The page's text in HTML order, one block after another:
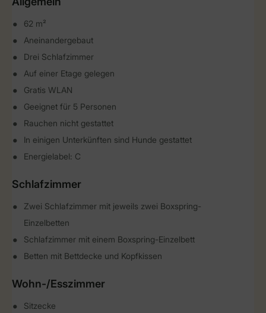
62 m²
Aneinandergebaut
Drei Schlafzimmer
Auf einer Etage gelegen
Gratis WLAN
Geeignet für 5 Personen
Rauchen nicht gestattet
In einigen Unterkünften sind Hunde gestattet
Energielabel: C
Schlafzimmer
Zwei Schlafzimmer mit jeweils zwei Boxspring-
Einzelbetten
Schlafzimmer mit einem Boxspring-Einzelbett
Betten mit Bettdecke und Kopfkissen
Wohn-/Esszimmer
Sitzecke